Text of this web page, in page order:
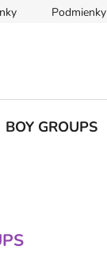
BOY GROUPS